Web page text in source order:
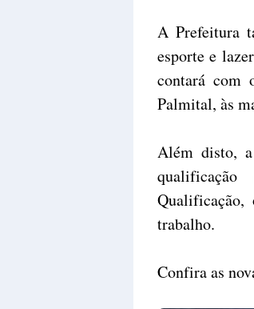
A Prefeitura
esporte e
contará com
Palmital, às
Além disto,
trabalho.
Confira as